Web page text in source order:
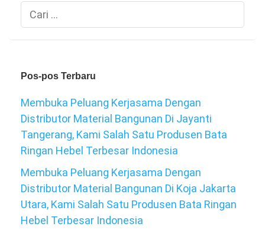
Cari
untuk:
Pos-pos Terbaru
Membuka Peluang Kerjasama Dengan
Distributor Material Bangunan Di Jayanti
Tangerang, Kami Salah Satu Produsen Bata
Ringan Hebel Terbesar Indonesia
Membuka Peluang Kerjasama Dengan
Distributor Material Bangunan Di Koja Jakarta
Utara, Kami Salah Satu Produsen Bata Ringan
Hebel Terbesar Indonesia